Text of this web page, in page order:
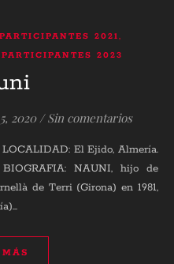
PARTICIPANTES 2021,
PARTICIPANTES 2023
2020 / Sin comentarios
NAUNI, hijo de
de Terri (Girona) en 1981,